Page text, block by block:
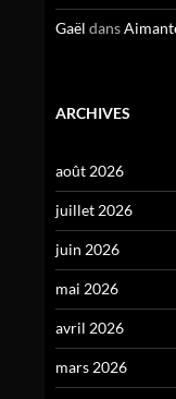
Gaël dans
ARCHIVES
août 2026
juillet 2026
juin 2026
mai 2026
avril 2026
mars 2026